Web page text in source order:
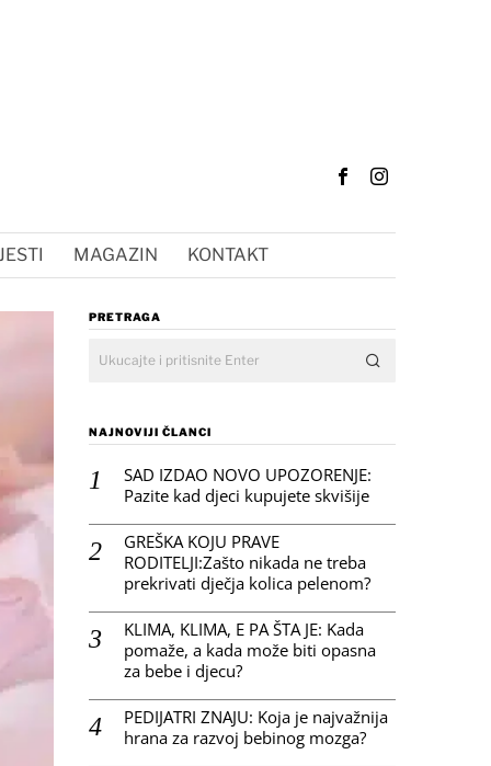
MAGAZIN KONTAKT
PRETRAGA
NAJNOVIJI ČLANCI
SAD IZDAO NOVO UPOZORENJE:
Pazite kad djeci kupujete skvišije
GREŠKA KOJU PRAVE
RODITELJI:Zašto nikada ne treba
prekrivati dječja kolica pelenom?
KLIMA, KLIMA, E PA ŠTA JE: Kada
pomaže, a kada može biti opasna
za bebe i djecu?
PEDIJATRI ZNAJU: Koja je najvažnija
hrana za razvoj bebinog mozga?